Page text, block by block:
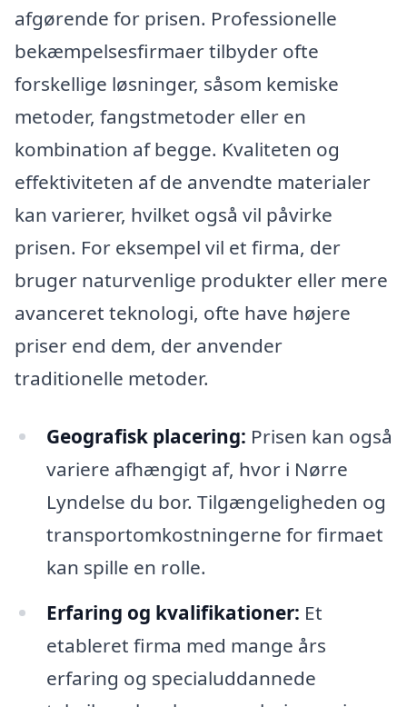
afgørende for prisen. Professionelle
bekæmpelsesfirmaer tilbyder ofte
forskellige løsninger, såsom kemiske
metoder, fangstmetoder eller en
kombination af begge. Kvaliteten og
effektiviteten af de anvendte materialer
kan varierer, hvilket også vil påvirke
prisen. For eksempel vil et firma, der
bruger naturvenlige produkter eller mere
avanceret teknologi, ofte have højere
priser end dem, der anvender
traditionelle metoder.
Geografisk placering: Prisen kan også
variere afhængigt af, hvor i Nørre
Lyndelse du bor. Tilgængeligheden og
transportomkostningerne for firmaet
kan spille en rolle.
Erfaring og kvalifikationer: Et
etableret firma med mange års
erfaring og specialuddannede